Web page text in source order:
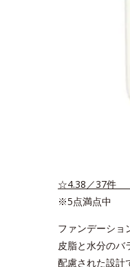
☆4.38／37件 （
※5点満点中
ファンデーショ
皮脂と水分のバ
配慮された設計